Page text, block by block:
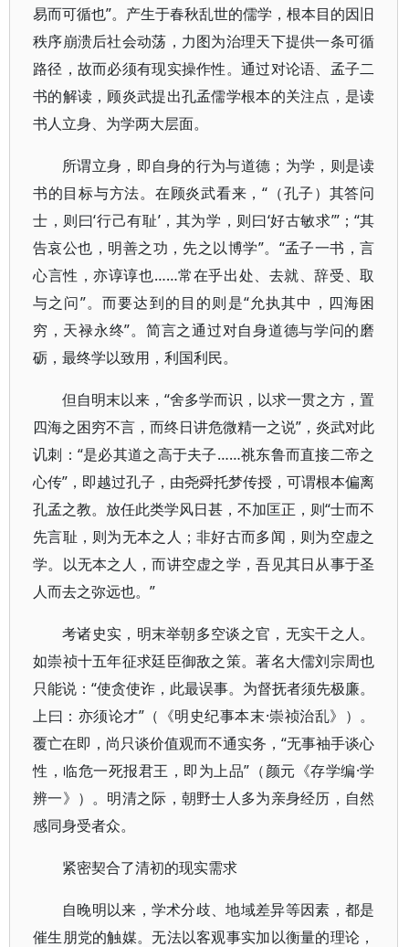
易而可循也”。产生于春秋乱世的儒学，根本目的因旧
秩序崩溃后社会动荡，力图为治理天下提供一条可循
路径，故而必须有现实操作性。通过对论语、孟子二
书的解读，顾炎武提出孔孟儒学根本的关注点，是读
书人立身、为学两大层面。
所谓立身，即自身的行为与道德；为学，则是读
书的目标与方法。在顾炎武看来，“（孔子）其答问
士，则曰‘行己有耻’，其为学，则曰‘好古敏求’”；“其
告哀公也，明善之功，先之以博学”。“孟子一书，言
心言性，亦谆谆也……常在乎出处、去就、辞受、取
与之问”。而要达到的目的则是“允执其中，四海困
穷，天禄永终”。简言之通过对自身道德与学问的磨
砺，最终学以致用，利国利民。
但自明末以来，“舍多学而识，以求一贯之方，置
四海之困穷不言，而终日讲危微精一之说”，炎武对此
讥刺：“是必其道之高于夫子……祧东鲁而直接二帝之
心传”，即越过孔子，由尧舜托梦传授，可谓根本偏离
孔孟之教。放任此类学风日甚，不加匡正，则“士而不
先言耻，则为无本之人；非好古而多闻，则为空虚之
学。以无本之人，而讲空虚之学，吾见其日从事于圣
人而去之弥远也。”
考诸史实，明末举朝多空谈之官，无实干之人。
如崇祯十五年征求廷臣御敌之策。著名大儒刘宗周也
只能说：“使贪使诈，此最误事。为督抚者须先极廉。
上曰：亦须论才”（《明史纪事本末·崇祯治乱》）。
覆亡在即，尚只谈价值观而不通实务，“无事袖手谈心
性，临危一死报君王，即为上品”（颜元《存学编·学
辨一》）。明清之际，朝野士人多为亲身经历，自然
感同身受者众。
紧密契合了清初的现实需求
自晚明以来，学术分歧、地域差异等因素，都是
催生朋党的触媒。无法以客观事实加以衡量的理论，